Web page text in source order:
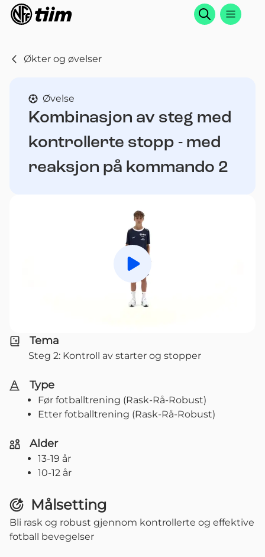
Søk
Økter og øvelser
Øvelse
Kombinasjon av steg med
kontrollerte stopp - med
reaksjon på kommando 2
Spill av
Tema
Steg 2: Kontroll av starter og stopper
Type
Før fotballtrening (Rask-Rå-Robust)
Etter fotballtrening (Rask-Rå-Robust)
Alder
13-19 år
10-12 år
Målsetting
Bli rask og robust gjennom kontrollerte og effektive
fotball bevegelser